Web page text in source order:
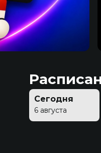
Сегодня
6 августа